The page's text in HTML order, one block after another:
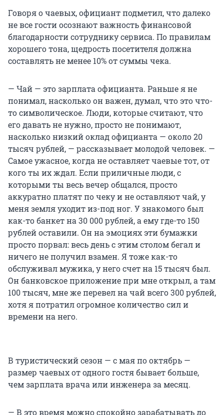
Говоря о чаевых, официант подметил, что далеко
не все гости осознают важность финансовой
благодарности сотруднику сервиса. По правилам
хорошего тона, щедрость посетителя должна
составлять не менее 10% от суммы чека.
— Чай — это зарплата официанта. Раньше я не
понимал, насколько он важен, думал, что это что-
то символическое. Люди, которые считают, что
его давать не нужно, просто не понимают,
насколько низкий оклад официанта — около 20
тысяч рублей, — рассказывает молодой человек. —
Самое ужасное, когда не оставляет чаевые тот, от
кого ты их ждал. Если приличные люди, с
которыми ты весь вечер общался, просто
аккуратно платят по чеку и не оставляют чай, у
меня земля уходит из-под ног. У знакомого был
как-то банкет на 30 000 рублей, а ему где-то 150
рублей оставили. Он на эмоциях эти бумажки
просто порвал: весь день с этим столом бегал и
ничего не получил взамен. Я тоже как-то
обслуживал мужика, у него счет на 15 тысяч был.
Он банковское приложение при мне открыл, а там
100 тысяч, мне же перевел на чай всего 300 рублей,
хотя я потратил огромное количество сил и
времени на него.
В туристический сезон — с мая по октябрь —
размер чаевых от одного гостя бывает больше,
чем зарплата врача или инженера за месяц.
— В это время можно спокойно зарабатывать до